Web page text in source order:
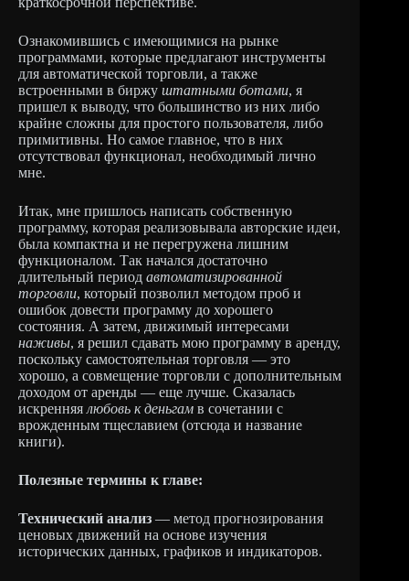
Ознакомившись с имеющимися на рынке
программами, которые предлагают инструменты
для автоматической торговли, а также
встроенными в биржу штатными ботами, я
пришел к выводу, что большинство из них либо
крайне сложны для простого пользователя, либо
примитивны. Но самое главное, что в них
отсутствовал функционал, необходимый лично
мне.
Итак, мне пришлось написать собственную
программу, которая реализовывала авторские идеи,
была компактна и не перегружена лишним
функционалом. Так начался достаточно
длительный период автоматизированной
торговли, который позволил методом проб и
ошибок довести программу до хорошего
состояния. А затем, движимый интересами
наживы, я решил сдавать мою программу в аренду,
поскольку самостоятельная торговля — это
хорошо, а совмещение торговли с дополнительным
доходом от аренды — еще лучше. Сказалась
искренняя любовь к деньгам в сочетании с
врожденным тщеславием (отсюда и название
книги).
Полезные термины к главе:
Технический анализ — метод прогнозирования
ценовых движений на основе изучения
исторических данных, графиков и индикаторов.